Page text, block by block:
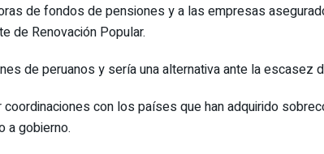
de fondos de pensiones y a las empresas
de Renovación Popular.
de peruanos y sería una alternativa ante la escasez
con los países que han adquirido
a gobierno.